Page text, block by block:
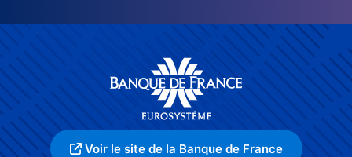
Voir le site de la Banque de France